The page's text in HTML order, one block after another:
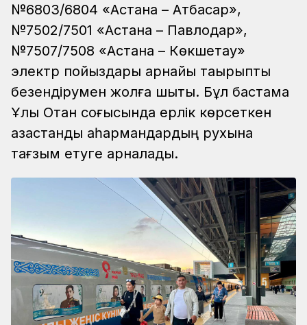
№6803/6804 «Астана – Атбасар»,
№7502/7501 «Астана – Павлодар»,
№7507/7508 «Астана – Көкшетау»
электр пойыздары арнайы тақырыптық
безендірумен жолға шықты. Бұл бастама
Ұлы Отан соғысында ерлік көрсеткен
қазақстандық қаһармандардың рухына
тағзым етуге арналады.